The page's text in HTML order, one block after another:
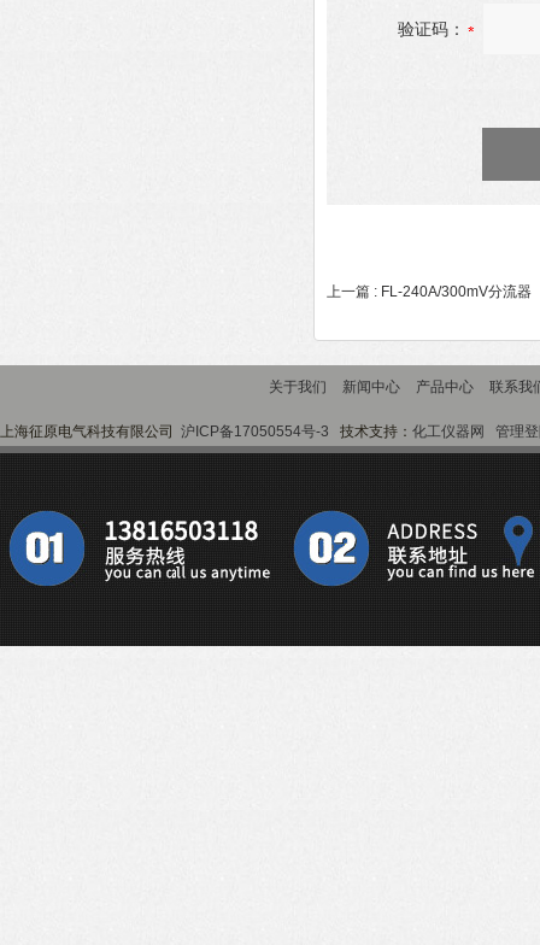
验证码：
上一篇 : FL-240A/300mV分流器
关于我们 新闻中心 产品中心 联系我
上海征原电气科技有限公司 沪ICP备17050554号-3 技术支持： 化工仪器网 管理